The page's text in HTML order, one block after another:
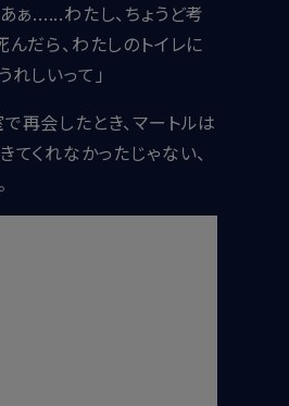
ぁ......わたし、ちょうど考
だら、わたしのトイレに
しいって」
再会したとき、マートルは
くれなかったじゃない、